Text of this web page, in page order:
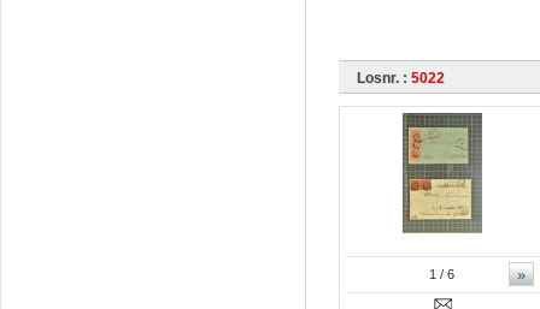
Losnr. : 5022
»
1 / 6